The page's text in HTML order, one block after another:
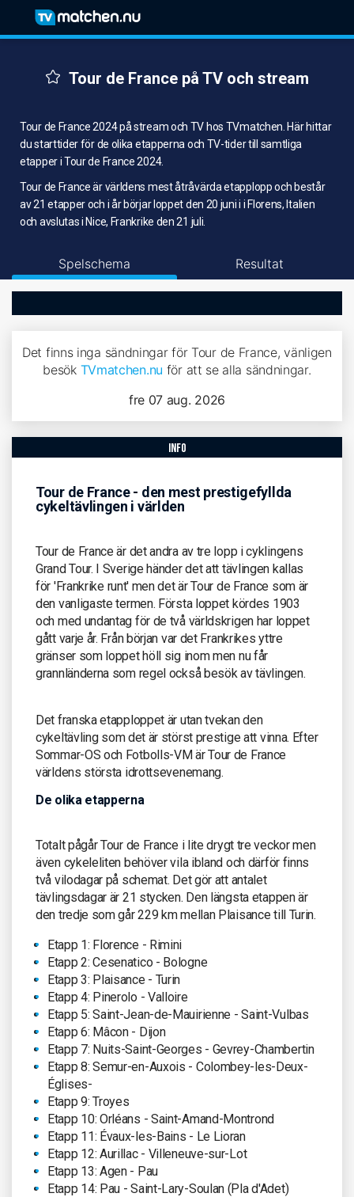
Tour de France på TV och stream
Tour de France 2024 på stream och TV hos TVmatchen. Här hittar
du starttider för de olika etapperna och TV-tider till samtliga
etapper i Tour de France 2024.
Tour de France är världens mest åtråvärda etapplopp och består
av 21 etapper och i år börjar loppet den 20 juni i i Florens, Italien
och avslutas i Nice, Frankrike den 21 juli.
Spelschema Resultat
Det finns inga sändningar för Tour de France, vänligen
besök TVmatchen.nu för att se alla sändningar.
fre 07 aug. 2026
info
Tour de France - den mest prestigefyllda
cykeltävlingen i världen
Tour de France är det andra av tre lopp i cyklingens
Grand Tour. I Sverige händer det att tävlingen kallas
för 'Frankrike runt' men det är Tour de France som är
den vanligaste termen. Första loppet kördes 1903
och med undantag för de två världskrigen har loppet
gått varje år. Från början var det Frankrikes yttre
gränser som loppet höll sig inom men nu får
grannländerna som regel också besök av tävlingen.
Det franska etapploppet är utan tvekan den
cykeltävling som det är störst prestige att vinna. Efter
Sommar-OS och Fotbolls-VM är Tour de France
världens största idrottsevenemang.
De olika etapperna
Totalt pågår Tour de France i lite drygt tre veckor men
även cykeleliten behöver vila ibland och därför finns
två vilodagar på schemat. Det gör att antalet
tävlingsdagar är 21 stycken. Den längsta etappen är
den tredje som går 229 km mellan Plaisance till Turin.
Etapp 1: Florence - Rimini
Etapp 2: Cesenatico - Bologne
Etapp 3: Plaisance - Turin
Etapp 4: Pinerolo - Valloire
Etapp 5: Saint-Jean-de-Mauirienne - Saint-Vulbas
Etapp 6: Mâcon - Dijon
Etapp 7: Nuits-Saint-Georges - Gevrey-Chambertin
Etapp 8: Semur-en-Auxois - Colombey-les-Deux-
Églises-
Etapp 9: Troyes
Etapp 10: Orléans - Saint-Amand-Montrond
Etapp 11: Évaux-les-Bains - Le Lioran
Etapp 12: Aurillac - Villeneuve-sur-Lot
Etapp 13: Agen - Pau
Etapp 14: Pau - Saint-Lary-Soulan (Pla d'Adet)